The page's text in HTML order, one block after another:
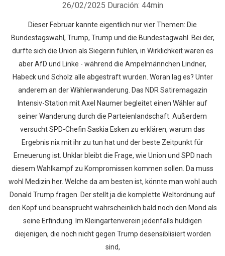
26/02/2025 Duración: 44min
Dieser Februar kannte eigentlich nur vier Themen: Die
Bundestagswahl, Trump, Trump und die Bundestagwahl. Bei der,
durfte sich die Union als Siegerin fühlen, in Wirklichkeit waren es
aber AfD und Linke - während die Ampelmännchen Lindner,
Habeck und Scholz alle abgestraft wurden. Woran lag es? Unter
anderem an der Wählerwanderung. Das NDR Satiremagazin
Intensiv-Station mit Axel Naumer begleitet einen Wähler auf
seiner Wanderung durch die Parteienlandschaft. Außerdem
versucht SPD-Chefin Saskia Esken zu erklären, warum das
Ergebnis nix mit ihr zu tun hat und der beste Zeitpunkt für
Erneuerung ist. Unklar bleibt die Frage, wie Union und SPD nach
diesem Wahlkampf zu Kompromissen kommen sollen. Da muss
wohl Medizin her. Welche da am besten ist, könnte man wohl auch
Donald Trump fragen. Der stellt ja die komplette Weltordnung auf
den Kopf und beansprucht wahrscheinlich bald noch den Mond als
seine Erfindung. Im Kleingartenverein jedenfalls huldigen
diejenigen, die noch nicht gegen Trump desensiblisiert worden
sind,